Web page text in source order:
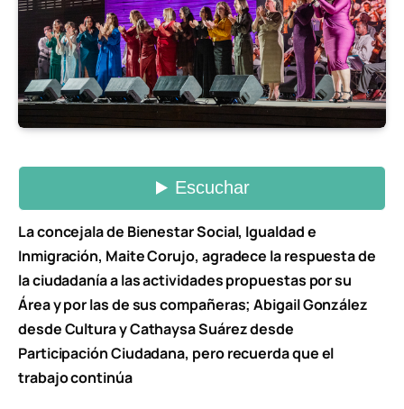
La concejala de Bienestar Social, Igualdad e
Inmigración, Maite Corujo, agradece la respuesta de
la ciudadanía a las actividades propuestas por su
Área y por las de sus compañeras; Abigail González
desde Cultura y Cathaysa Suárez desde
Participación Ciudadana, pero recuerda que el
trabajo continúa